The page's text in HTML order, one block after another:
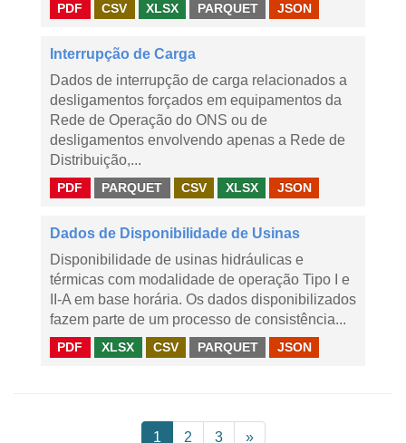
PDF CSV XLSX PARQUET JSON
Interrupção de Carga
Dados de interrupção de carga relacionados a
desligamentos forçados em equipamentos da
Rede de Operação do ONS ou de
desligamentos envolvendo apenas a Rede de
Distribuição,...
PDF PARQUET CSV XLSX JSON
Dados de Disponibilidade de Usinas
Disponibilidade de usinas hidráulicas e
térmicas com modalidade de operação Tipo I e
II-A em base horária. Os dados disponibilizados
fazem parte de um processo de consistência...
PDF XLSX CSV PARQUET JSON
1 2 3 »